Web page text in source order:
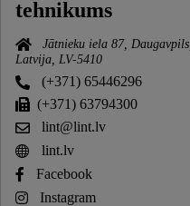
tehnikums
Jātnieku iela 87, Daugavpils,
Latvija, LV-5410
(+371) 65446296
(+371) 63794300
lint@lint.lv
lint.lv
Facebook
Instagram